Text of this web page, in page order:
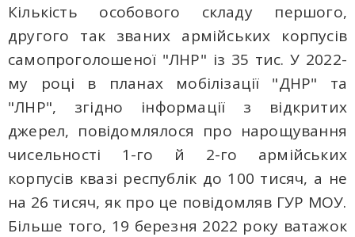
Кількість особового складу першого,
другого так званих армійських корпусів
самопроголошеної "ЛНР" із 35 тис. У 2022-
му році в планах мобілізації "ДНР" та
"ЛНР", згідно інформації з відкритих
джерел, повідомлялося про нарощування
чисельності 1-го й 2-го армійських
корпусів квазі республік до 100 тисяч, а не
на 26 тисяч, як про це повідомляв ГУР МОУ.
Більше того, 19 березня 2022 року ватажок